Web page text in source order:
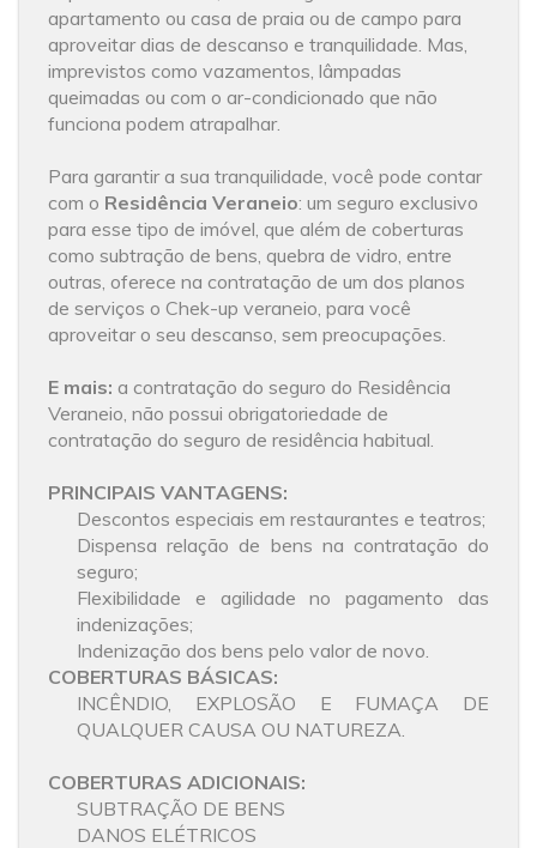
apartamento ou casa de praia ou de campo para
aproveitar dias de descanso e tranquilidade. Mas,
imprevistos como vazamentos, lâmpadas
queimadas ou com o ar-condicionado que não
funciona podem atrapalhar.
Para garantir a sua tranquilidade, você pode contar
com o Residência Veraneio: um seguro exclusivo
para esse tipo de imóvel, que além de coberturas
como subtração de bens, quebra de vidro, entre
outras, oferece na contratação de um dos planos
de serviços o Chek-up veraneio, para você
aproveitar o seu descanso, sem preocupações.
E mais: a contratação do seguro do Residência
Veraneio, não possui obrigatoriedade de
contratação do seguro de residência habitual.
PRINCIPAIS VANTAGENS:
Descontos especiais em restaurantes e teatros;
Dispensa relação de bens na contratação do
seguro;
Flexibilidade e agilidade no pagamento das
indenizações;
Indenização dos bens pelo valor de novo.
COBERTURAS BÁSICAS:
INCÊNDIO, EXPLOSÃO E FUMAÇA DE
QUALQUER CAUSA OU NATUREZA.
COBERTURAS ADICIONAIS:
SUBTRAÇÃO DE BENS
DANOS ELÉTRICOS